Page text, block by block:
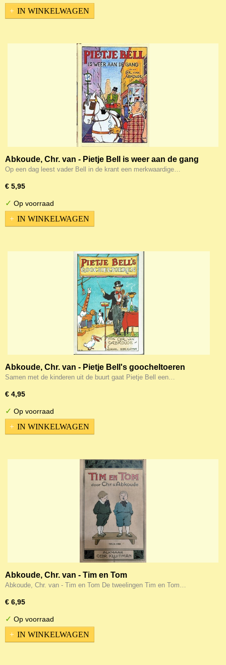
IN WINKELWAGEN
Abkoude, Chr. van - Pietje Bell is weer aan de gang
Op een dag leest vader Bell in de krant een merkwaardige…
€ 5,95
✓ Op voorraad
IN WINKELWAGEN
Abkoude, Chr. van - Pietje Bell's goocheltoeren
Samen met de kinderen uit de buurt gaat Pietje Bell een…
€ 4,95
✓ Op voorraad
IN WINKELWAGEN
Abkoude, Chr. van - Tim en Tom
Abkoude, Chr. van - Tim en Tom De tweelingen Tim en Tom…
€ 6,95
✓ Op voorraad
IN WINKELWAGEN